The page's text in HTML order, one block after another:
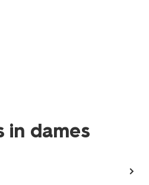
in dames